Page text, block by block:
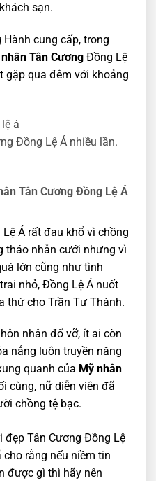
sạn.
cung cấp, trong
Tân Cương Đồng Lệ
gặp qua đêm với khoảng
Đồng Lệ Á nhiều lần.
Tân Cương Đồng Lệ Á
Á rất đau khổ vì chồng
tháo nhẫn cưới nhưng vì
lớn cũng như tình
nhỏ, Đồng Lệ Á nuốt
thứ cho Trần Tư Thành.
nhân đổ vỡ, ít ai còn
nắng luôn truyền năng
quanh của Mỹ nhân
cùng, nữ diễn viên đã
chồng tệ bạc.
Tân Cương Đồng Lệ
rằng nếu niềm tin
được gì thì hãy nên